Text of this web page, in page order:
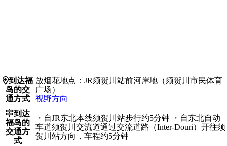
Access
Details
到达福
岛的交
通方式
放烟花地点：JR须贺川站前河岸地（须贺川市民体育
广场）
视野方向
到达
福岛的
交通方
式
・自JR东北本线须贺川站步行约5分钟 ・自东北自动
车道须贺川交流道通过交流道路（Inter-Douri）开往须
贺川站方向，车程约5分钟